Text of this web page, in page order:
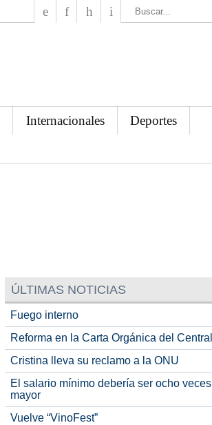
Internacionales
Deportes
ÚLTIMAS NOTICIAS
Fuego interno
Reforma en la Carta Orgánica del Central
Cristina lleva su reclamo a la ONU
El salario mínimo debería ser ocho veces
mayor
Vuelve “VinoFest”